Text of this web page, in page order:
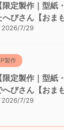
【限定製作｜型紙
へびさん【おま
2026/7/29
P製作
【限定製作｜型
へびさん【おま
2026/7/29